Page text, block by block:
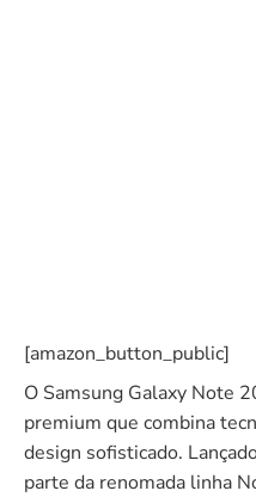
[amazon_button_public]
O Samsung Galaxy Note
premium que combina
design sofisticado.
parte da renomada linha